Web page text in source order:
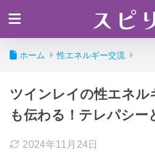
スピ
ホーム 性エネルギー交流
ツインレイの性エネル
も伝わる！テレパシー
2024年11月24日